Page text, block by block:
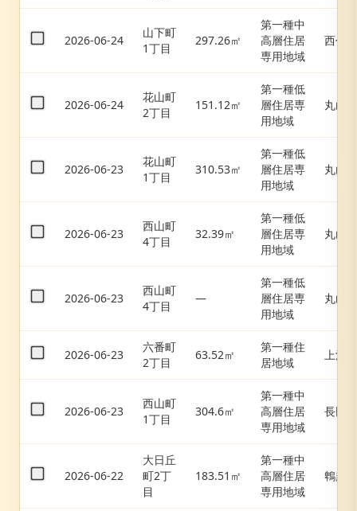
2026-06-24
山下町
1丁目
297.26㎡
第一種中
高層住居
専用地域
西代
2026-06-24
花山町
2丁目
151.12㎡
第一種低
層住居専
用地域
丸山
2026-06-23
花山町
1丁目
310.53㎡
第一種低
層住居専
用地域
丸山
2026-06-23
西山町
4丁目
32.39㎡
第一種低
層住居専
用地域
丸山
2026-06-23
西山町
4丁目
—
第一種低
層住居専
用地域
丸山
2026-06-23
六番町
2丁目
63.52㎡
第一種住
居地域
上沢
2026-06-23
西山町
1丁目
304.6㎡
第一種中
高層住居
専用地域
長田
2026-06-22
大日丘
町2丁
目
183.51㎡
第一種中
高層住居
専用地域
鵯越